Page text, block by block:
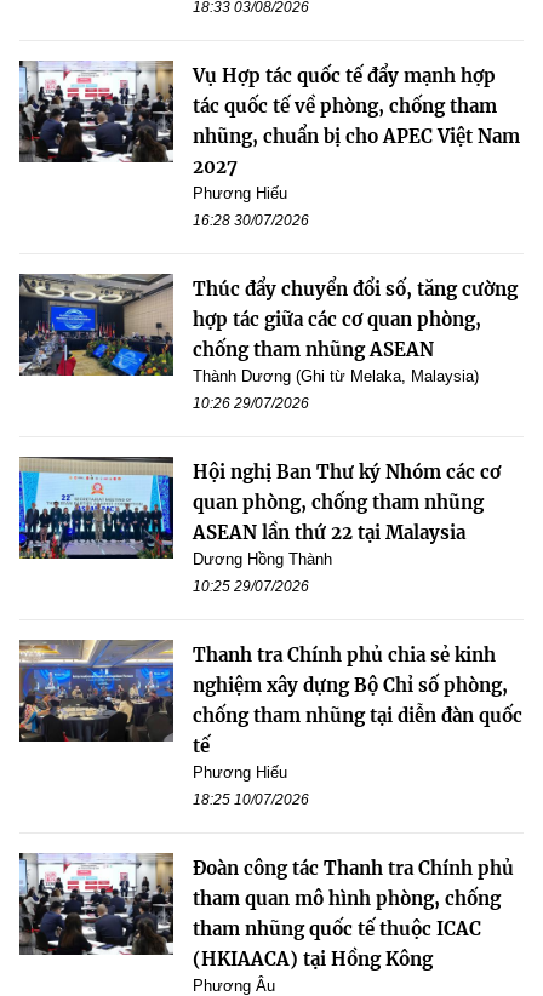
18:33 03/08/2026
Vụ Hợp tác quốc tế đẩy mạnh hợp
tác quốc tế về phòng, chống tham
nhũng, chuẩn bị cho APEC Việt Nam
2027
Phương Hiếu
16:28 30/07/2026
Thúc đẩy chuyển đổi số, tăng cường
hợp tác giữa các cơ quan phòng,
chống tham nhũng ASEAN
Thành Dương (Ghi từ Melaka, Malaysia)
10:26 29/07/2026
Hội nghị Ban Thư ký Nhóm các cơ
quan phòng, chống tham nhũng
ASEAN lần thứ 22 tại Malaysia
Dương Hồng Thành
10:25 29/07/2026
Thanh tra Chính phủ chia sẻ kinh
nghiệm xây dựng Bộ Chỉ số phòng,
chống tham nhũng tại diễn đàn quốc
tế
Phương Hiếu
18:25 10/07/2026
Đoàn công tác Thanh tra Chính phủ
tham quan mô hình phòng, chống
tham nhũng quốc tế thuộc ICAC
(HKIAACA) tại Hồng Kông
Phương Âu